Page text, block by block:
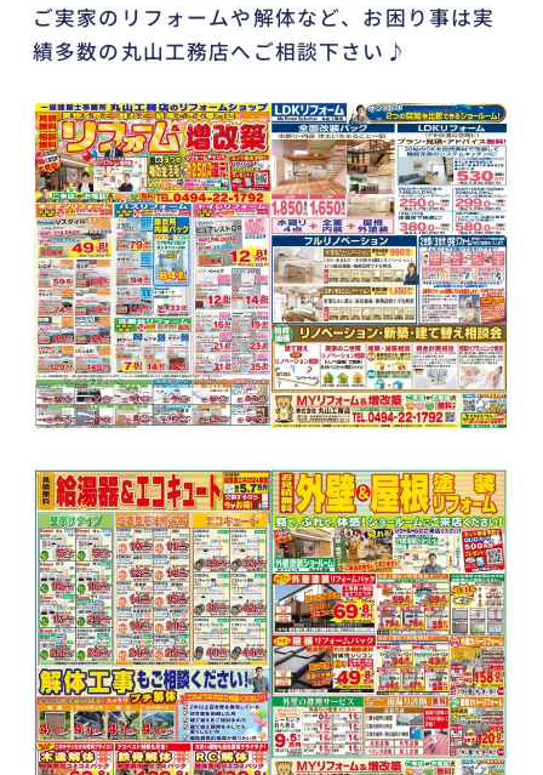
ご実家のリフォームや解体など、お困り事は実
績多数の丸山工務店へご相談下さい♪